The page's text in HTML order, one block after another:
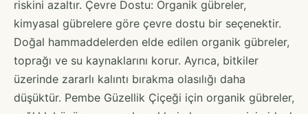
riskini azaltır. Çevre Dostu: Organik gübreler,
kimyasal gübrelere göre çevre dostu bir seçenektir.
Doğal hammaddelerden elde edilen organik gübreler,
toprağı ve su kaynaklarını korur. Ayrıca, bitkiler
üzerinde zararlı kalıntı bırakma olasılığı daha
düşüktür. Pembe Güzellik Çiçeği için organik gübreler,